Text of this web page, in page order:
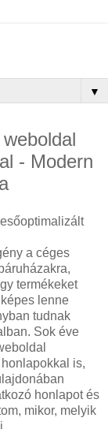
▼
- Modern
a céges
termékeket
lenne
tudnak
Sok éve
is,
honlapot és
mikor, melyik